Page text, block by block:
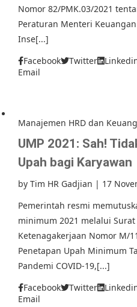
Nomor 82/PMK.03/2021
Peraturan Menteri
Inse[...]
Facebook
Twitter
Email
Manajemen HRD dan
UMP 2021: Sah!
Upah bagi Karyawan
by Tim HR Gadjian | 17
Pemerintah resmi
minimum 2021 melalui
Ketenagakerjaan Nomor M/
Penetapan Upah Minimum
Pandemi COVID-19,[...]
Facebook
Twitter
Email